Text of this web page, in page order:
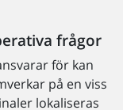
frågor
för kan
på en viss
lokaliseras